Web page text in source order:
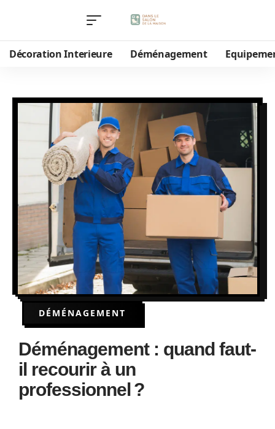
Décoration Interieure Déménagement
DÉMÉNAGEMENT
Déménagement : quand faut-
il recourir à un
professionnel ?